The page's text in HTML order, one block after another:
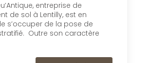
entreprise de
de sol à Lentilly, est en
s’occuper de la pose de
Outre son caractère